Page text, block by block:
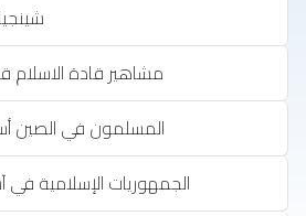
مشاهير قادة الاسلام
المسلمون في الصين
الجمهوريات الإسلامية